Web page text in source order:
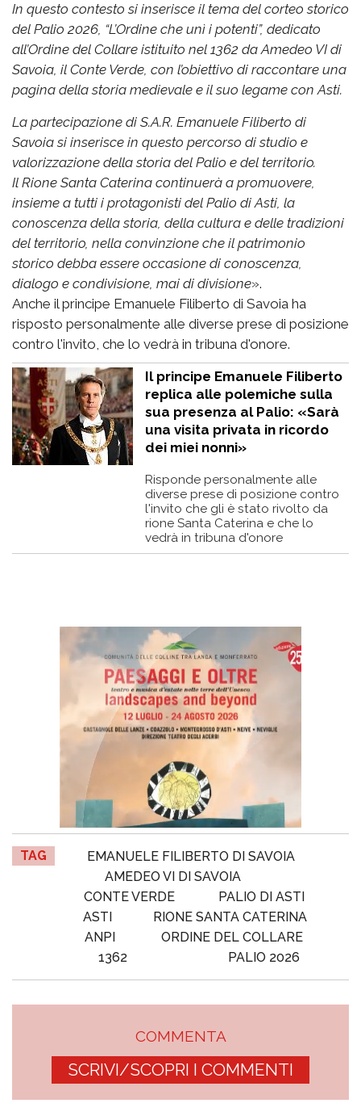
In questo contesto si inserisce il tema del corteo storico
del Palio 2026, “L’Ordine che unì i potenti”, dedicato
all’Ordine del Collare istituito nel 1362 da Amedeo VI di
Savoia, il Conte Verde, con l’obiettivo di raccontare una
pagina della storia medievale e il suo legame con Asti.
La partecipazione di S.A.R. Emanuele Filiberto di
Savoia si inserisce in questo percorso di studio e
valorizzazione della storia del Palio e del territorio.
Il Rione Santa Caterina continuerà a promuovere,
insieme a tutti i protagonisti del Palio di Asti, la
conoscenza della storia, della cultura e delle tradizioni
del territorio, nella convinzione che il patrimonio
storico debba essere occasione di conoscenza,
dialogo e condivisione, mai di divisione».
Anche il principe Emanuele Filiberto di Savoia ha
risposto personalmente alle diverse prese di posizione
contro l'invito, che lo vedrà in tribuna d'onore.
Il principe Emanuele Filiberto
replica alle polemiche sulla
sua presenza al Palio: «Sarà
una visita privata in ricordo
dei miei nonni»
Risponde personalmente alle
diverse prese di posizione contro
l'invito che gli è stato rivolto da
rione Santa Caterina e che lo
vedrà in tribuna d'onore
TAG
EMANUELE FILIBERTO DI SAVOIA
AMEDEO VI DI SAVOIA
CONTE VERDE
PALIO DI ASTI
ASTI
RIONE SANTA CATERINA
ANPI
ORDINE DEL COLLARE
1362
PALIO 2026
COMMENTA
SCRIVI/SCOPRI I COMMENTI